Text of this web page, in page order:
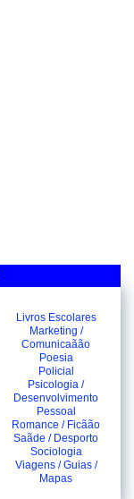
Livros Escolares
Marketing /
Comunicaãão
Poesia
Policial
Psicologia /
Desenvolvimento
Pessoal
Romance / Ficãão
Saãde / Desporto
Sociologia
Viagens / Guias /
Mapas